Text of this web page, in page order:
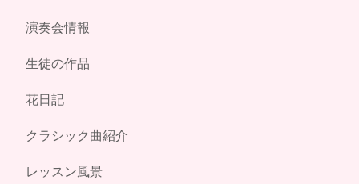
演奏会情報
生徒の作品
花日記
クラシック曲紹介
レッスン風景